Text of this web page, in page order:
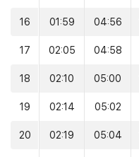
16 01:59 04:56
17 02:05 04:58
18 02:10 05:00
19 02:14 05:02
20 02:19 05:04